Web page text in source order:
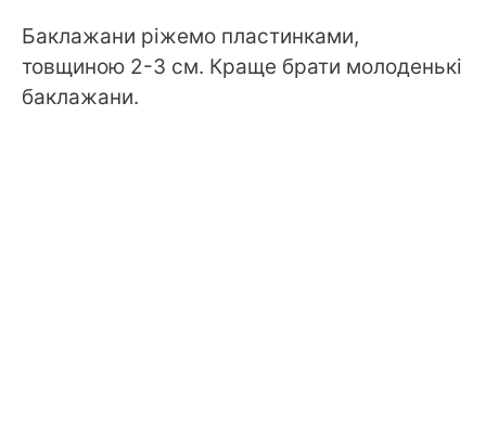
Баклажани ріжемо пластинками,
товщиною 2-3 см. Краще брати молоденькі
баклажани.